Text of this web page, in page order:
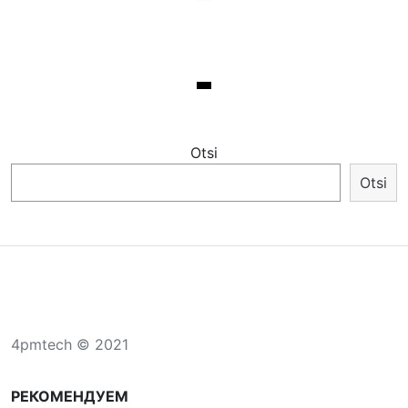
Otsi
Otsi
4pmtech © 2021
РЕКОМЕНДУЕМ